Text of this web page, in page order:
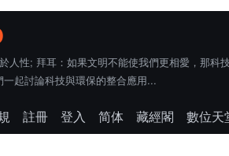
人性; 拜耳：如果文明不能使我們更相愛，那科
起討論科技與環保的整合應用...
註冊 登入 简体 藏經閣
數位天